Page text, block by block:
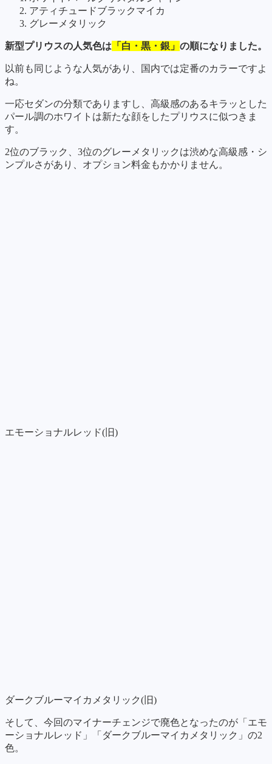
アティチュードブラックマイカ
グレーメタリック
新型プリウスの人気色は 「白・黒・銀」 の順になりました。
以前も同じような人気があり、国内では定番のカラーですよ
ね。
一応セダンの分類でありますし、高級感のあるキラッとした
パール調のホワイトは新たな顔をしたプリウスに似つきま
す。
2位のブラック、3位のグレーメタリックは渋めな高級感・シ
ンプルさがあり、オプション料金もかかりません。
エモーショナルレッド(旧)
ダークブルーマイカメタリック(旧)
そして、今回のマイナーチェンジで廃色となったのが「エモ
ーショナルレッド」「ダークブルーマイカメタリック」の2
色。